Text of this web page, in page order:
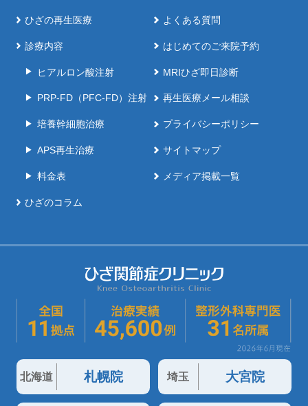
ひざの再生医療
診療内容
ヒアルロン酸注射
PRP-FD（PFC-FD）注射
培養幹細胞治療
APS再生治療
料金表
ひざのコラム
よくある質問
はじめてのご来院予約
MRIひざ即日診断
再生医療メール相談
プライバシーポリシー
サイトマップ
メディア掲載一覧
北海道 札幌院 埼玉 大宮院